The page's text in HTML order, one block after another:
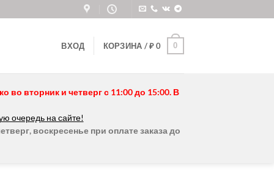
ВХОД КОРЗИНА /₽0 0
во вторник и четверг с 11:00 до 15:00. В
очередь на сайте!
воскресенье при оплате заказа до